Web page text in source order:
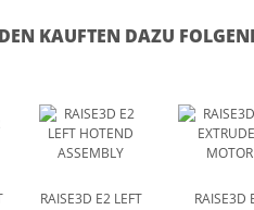
KAUFTEN DAZU
RAISE3D E2 LEFT
RAISE3D